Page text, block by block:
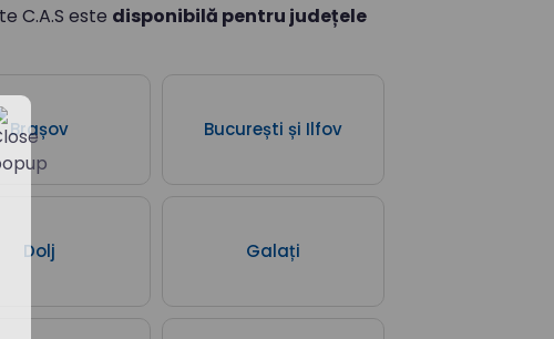
C.A.S este disponibilă pentru județele
Brașov București și Ilfov
Dolj Galați